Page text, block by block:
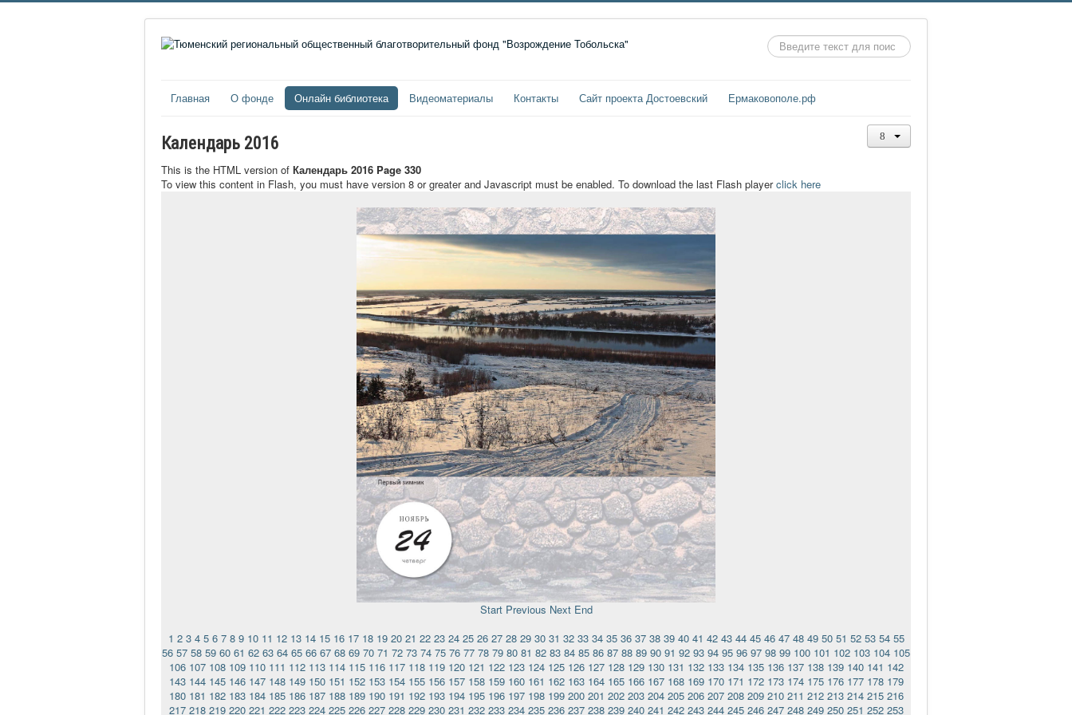
Искать...
Главная О фонде Онлайн библиотека Видеоматериалы Контакты Сайт проекта Достоевский Ермаковополе.рф
Календарь 2016
This is the HTML version of Календарь 2016 Page 330
To view this content in Flash, you must have version 8 or greater and Javascript must be enabled. To download the last Flash playerclick here
Start Previous Next End
1 2 3 4 5 6 7 8 9 10 11 12 13 14 15 16 17 18 19 20 21 22 23 24 25 26 27 28 29 30 31 32 33 34 35 36 37 38 39 40 41 42 43 44 45 46 47 48 49 50 51 52 53 54 55
56 57 58 59 60 61 62 63 64 65 66 67 68 69 70 71 72 73 74 75 76 77 78 79 80 81 82 83 84 85 86 87 88 89 90 91 92 93 94 95 96 97 98 99 100 101 102 103 104 105
106 107 108 109 110 111 112 113 114 115 116 117 118 119 120 121 122 123 124 125 126 127 128 129 130 131 132 133 134 135 136 137 138 139 140 141 142
143 144 145 146 147 148 149 150 151 152 153 154 155 156 157 158 159 160 161 162 163 164 165 166 167 168 169 170 171 172 173 174 175 176 177 178 179
180 181 182 183 184 185 186 187 188 189 190 191 192 193 194 195 196 197 198 199 200 201 202 203 204 205 206 207 208 209 210 211 212 213 214 215 216
217 218 219 220 221 222 223 224 225 226 227 228 229 230 231 232 233 234 235 236 237 238 239 240 241 242 243 244 245 246 247 248 249 250 251 252 253